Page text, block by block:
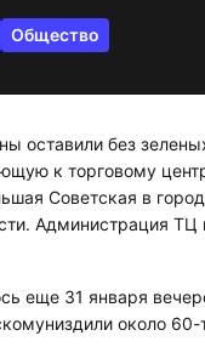
Общество
оставили без
к торговому
Советская в
Администрация ТЦ
еще 31 января
около